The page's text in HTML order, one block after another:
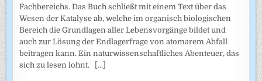
Fachbereichs. Das Buch schließt mit einem Text über das
Wesen der Katalyse ab, welche im organisch biologischen
Bereich die Grundlagen aller Lebensvorgänge bildet und
auch zur Lösung der Endlagerfrage von atomarem Abfall
beitragen kann. Ein naturwissenschaftliches Abenteuer, das
sich zu lesen lohnt.
[...]